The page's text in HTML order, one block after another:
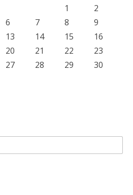
1
2
6 7 8
9
13 14 15
16
20 21 22
23
27 28 29
30